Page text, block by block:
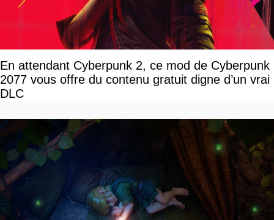
En attendant Cyberpunk 2, ce mod de Cyberpunk
2077 vous offre du contenu gratuit digne d’un vrai
DLC